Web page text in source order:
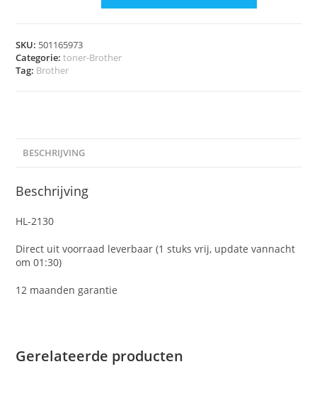
SKU: 501165973
Categorie:toner-Brother
Tag: Brother
BESCHRIJVING
Beschrijving
HL-2130
Direct uit voorraad leverbaar (1 stuks vrij, update vannacht
om 01:30)
12 maanden garantie
Gerelateerde producten